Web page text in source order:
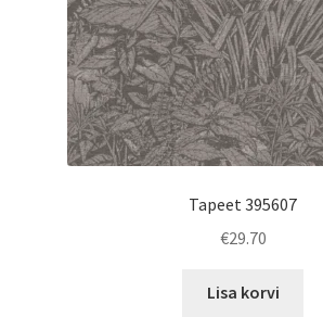
Tapeet 395607
€29.70
Lisa korvi